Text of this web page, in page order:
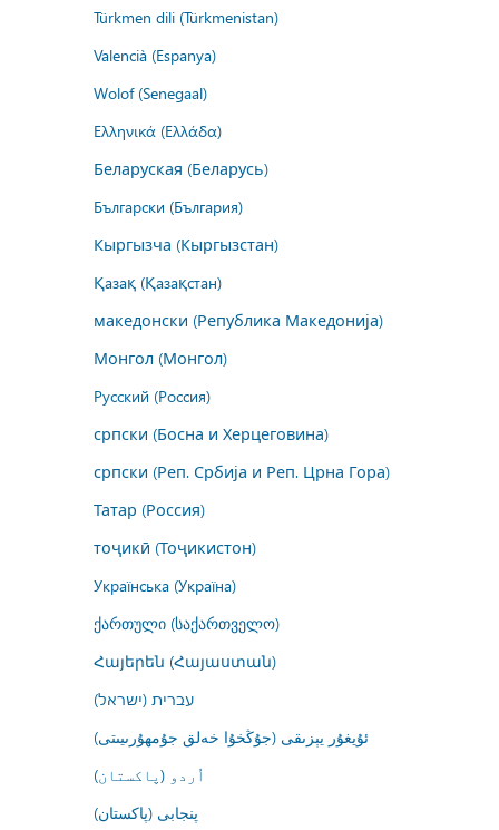
Türkmen dili (Türkmenistan)
Valencià (Espanya)
Wolof (Senegaal)
Ελληνικά (Ελλάδα)
Беларуская (Беларусь)
Български (България)
Кыргызча (Кыргызстан)
Қазақ (Қазақстан)
македонски (Република Македонија)
Монгол (Монгол)
Русский (Россия)
српски (Босна и Херцеговина)
српски (Реп. Србија и Реп. Црна Гора)
Татар (Россия)
тоҷикӣ (Тоҷикистон)
Українська (Україна)
ქართული (საქართველო)
Հայերեն (Հայաստան)
עברית (ישראל)
ئۇيغۇر يېزىقى (جۇڭخۇا خەلق جۇمھۇرىيىتى)
اُردو (پاکستان)
پنجابی (پاکستان)